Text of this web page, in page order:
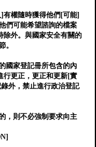
有權隨時獲得他們[可能]
們可能希望諮詢的檔案
除外。與國家安全有關的
。
國家登記冊所包含的內
行更正，更正和更新[實
外，禁止進行政治登記
，則不必強制要求向主